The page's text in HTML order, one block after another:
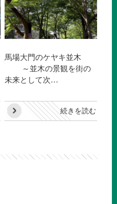
馬場大門のケヤキ並木
～並木の景観を街の
未来として次…
続きを読む